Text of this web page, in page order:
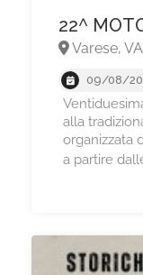
22^
Varese, VA
09/08/
alla
organizzata
a partire